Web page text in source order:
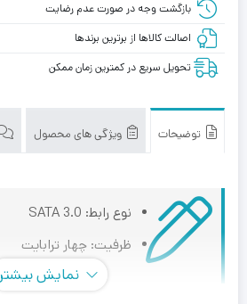
بازگشت وجه در صورت عدم رضایت
اصالت کالاها از برترین برندها
تحویل سریع در کمترین زمان ممکن
توضیحات ویژگی های محصول
نوع رابط: SATA 3.0
ظرفیت: چهار ترابایت
نمایش بیشتر